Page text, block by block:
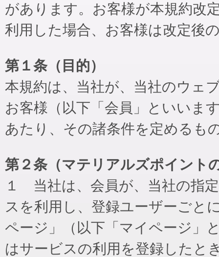
があります。お客様が本規約改
利用した場合、お客様は改定後
第１条（目的）
本規約は、当社が、当社のウェ
お客様（以下「会員」といいま
あたり、その諸条件を定めるも
第２条（マテリアルズポイント
１ 当社は、会員が、当社の指
スを利用し、登録ユーザーごと
ページ」（以下「マイページ」
はサービスの利用を登録したと